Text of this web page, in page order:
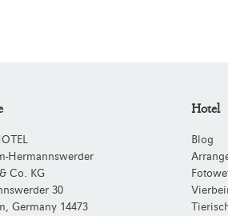
Hermannswerder
Co. KG
30
, Germany 14473
Hotel
Blog